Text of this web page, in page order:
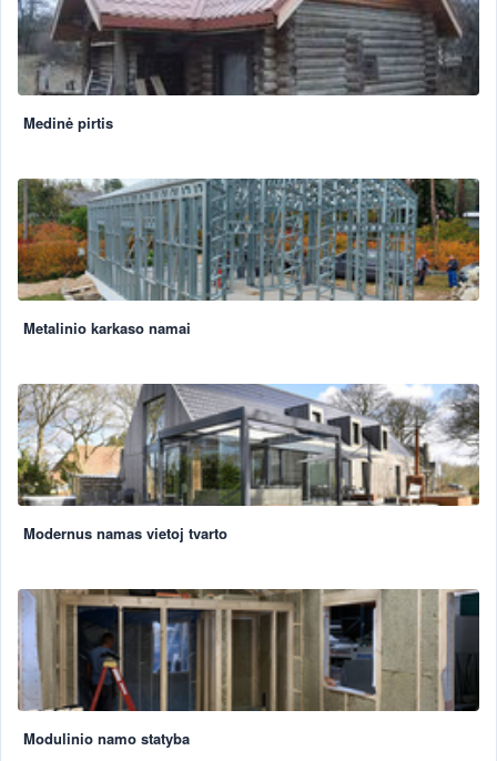
Medinė pirtis
Metalinio karkaso namai
Modernus namas vietoj tvarto
Modulinio namo statyba